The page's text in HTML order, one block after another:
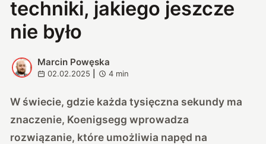
techniki, jakiego jeszcze
nie było
M
Marcin Powęska
02.02.2025 4 min
W świecie, gdzie każda tysięczna sekundy ma
znaczenie, Koenigsegg wprowadza
rozwiązanie, które umożliwia napęd na